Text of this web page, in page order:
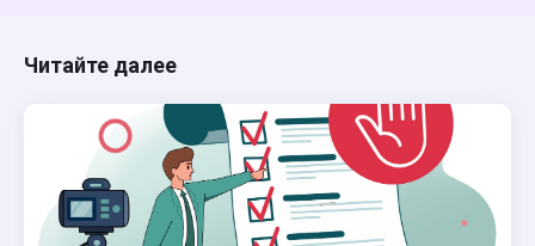
Читайте далее